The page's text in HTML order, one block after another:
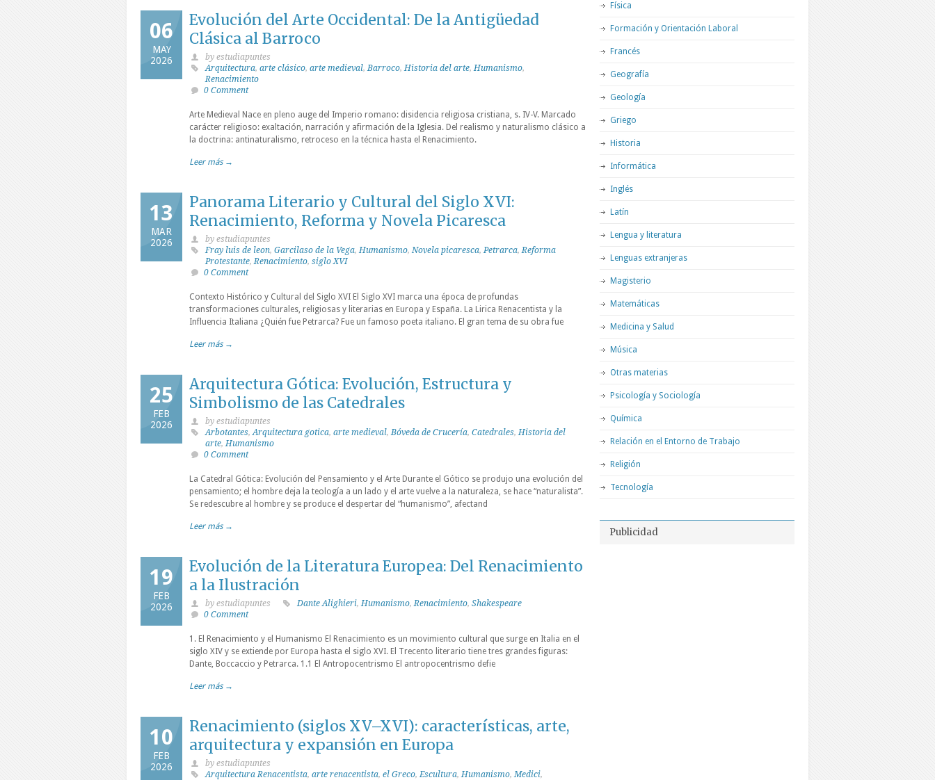
06
MAY
2026
Evolución del Arte Occidental: De la Antigüedad
Clásica al Barroco
by estudiapuntes
Arquitectura, arte clásico, arte medieval,Barroco,Historia del arte,Humanismo,
Renacimiento
0 Comment
Arte Medieval Nace en pleno auge del Imperio romano: disidencia religiosa cristiana, s. IV-V. Marcado
carácter religioso: exaltación, narración y afirmación de la Iglesia. Del realismo y naturalismo clásico a
la doctrina: antinaturalismo, retroceso en la técnica hasta el Renacimiento.
Leer más →
13
MAR
2026
Panorama Literario y Cultural del Siglo XVI:
Renacimiento, Reforma y Novela Picaresca
by estudiapuntes
Fray luis de leon, Garcilaso de la Vega,Humanismo,Novela picaresca,Petrarca,Reforma
Protestante,Renacimiento, siglo XVI
0 Comment
Contexto Histórico y Cultural del Siglo XVI El Siglo XVI marca una época de profundas
transformaciones culturales, religiosas y literarias en Europa y España. La Lirica Renacentista y la
Influencia Italiana ¿Quién fue Petrarca? Fue un famoso poeta italiano. El gran tema de su obra fue
Leer más →
25
FEB
2026
Arquitectura Gótica: Evolución, Estructura y
Simbolismo de las Catedrales
by estudiapuntes
Arbotantes,Arquitectura gotica, arte medieval,Bóveda de Crucería, Catedrales,Historia del
arte,Humanismo
0 Comment
La Catedral Gótica: Evolución del Pensamiento y el Arte Durante el Gótico se produjo una evolución del
pensamiento; el hombre deja la teología a un lado y el arte vuelve a la naturaleza, se hace “naturalista”.
Se redescubre al hombre y se produce el despertar del “humanismo”, afectand
Leer más →
19
FEB
2026
Evolución de la Literatura Europea: Del Renacimiento
a la Ilustración
by estudiapuntes Dante Alighieri,Humanismo,Renacimiento, Shakespeare
0 Comment
1. El Renacimiento y el Humanismo El Renacimiento es un movimiento cultural que surge en Italia en el
siglo XIV y se extiende por Europa hasta el siglo XVI. El Trecento literario tiene tres grandes figuras:
Dante, Boccaccio y Petrarca. 1.1 El Antropocentrismo El antropocentrismo defie
Leer más →
10
FEB
2026
Renacimiento (siglos XV–XVI): características, arte,
arquitectura y expansión en Europa
by estudiapuntes
Arquitectura Renacentista, arte renacentista, el Greco,Escultura,Humanismo,Medici,
Física
Formación y Orientación Laboral
Francés
Geografía
Geología
Griego
Historia
Informática
Inglés
Latín
Lengua y literatura
Lenguas extranjeras
Magisterio
Matemáticas
Medicina y Salud
Música
Otras materias
Psicología y Sociología
Química
Relación en el Entorno de Trabajo
Religión
Tecnología
Publicidad